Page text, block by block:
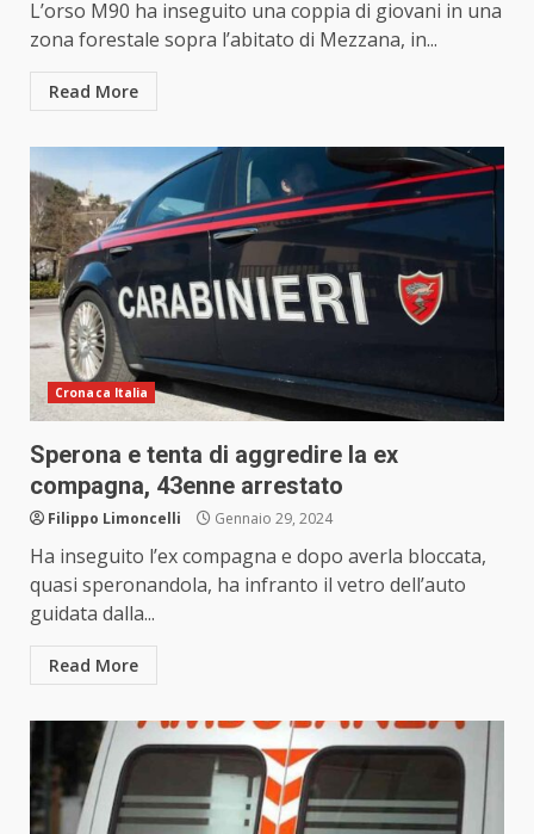
L’orso M90 ha inseguito una coppia di giovani in una
zona forestale sopra l’abitato di Mezzana, in...
Read More
Cronaca Italia
Sperona e tenta di aggredire la ex
compagna, 43enne arrestato
Filippo Limoncelli Gennaio 29, 2024
Ha inseguito l’ex compagna e dopo averla bloccata,
quasi speronandola, ha infranto il vetro dell’auto
guidata dalla...
Read More